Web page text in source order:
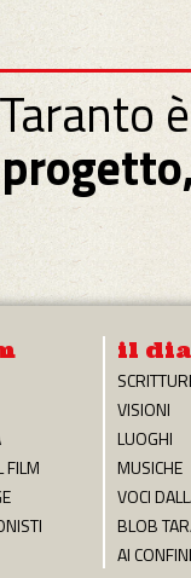
FILM
il
VISIONI
LUOGHI
MUSICHE
VOCI
BLOB
AI